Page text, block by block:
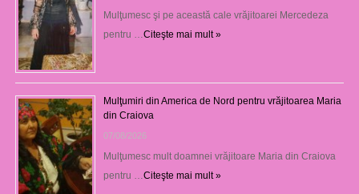
Mulţumesc şi pe această cale vrăjitoarei Mercedeza
pentru … Citeşte mai mult »
Mulţumiri din America de Nord pentru vrăjitoarea Maria
din Craiova
07/08/2026
Mulţumesc mult doamnei vrăjitoare Maria din Craiova
pentru … Citeşte mai mult »